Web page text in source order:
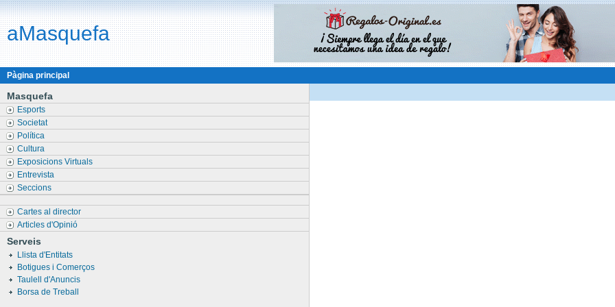
aMasquefa
Pàgina principal
Masquefa
Esports
Societat
Política
Cultura
Exposicions Virtuals
Entrevista
Seccions
Cartes al director
Articles d'Opinió
Serveis
Llista d'Entitats
Botigues i Comerços
Taulell d'Anuncis
Borsa de Treball